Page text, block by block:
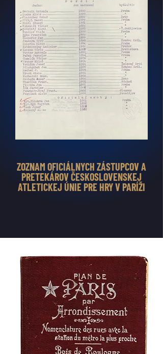
ZOZNAM OFICIÁLNYCH ZÁSTUPCOV A
PRETEKÁROV ČESKOSLOVENSKEJ
ATLETICKEJ ÚNIE PRE HRY V PARÍŽI